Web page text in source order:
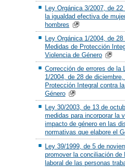
Ley Orgánica 3/2007, de
la igualdad efectiva de
hombres
Ley Orgánica 1/2004, de
Medidas de Protección
Violencia de Género
Corrección de errores de la
1/2004, de 28 de
Protección Integral contra
Género
Ley 30/2003, de 13 de
medidas para incorporar la
impacto de género en las
normativas que elabore el
Ley 39/1999, de 5 de
promover la conciliación de
laboral de las personas